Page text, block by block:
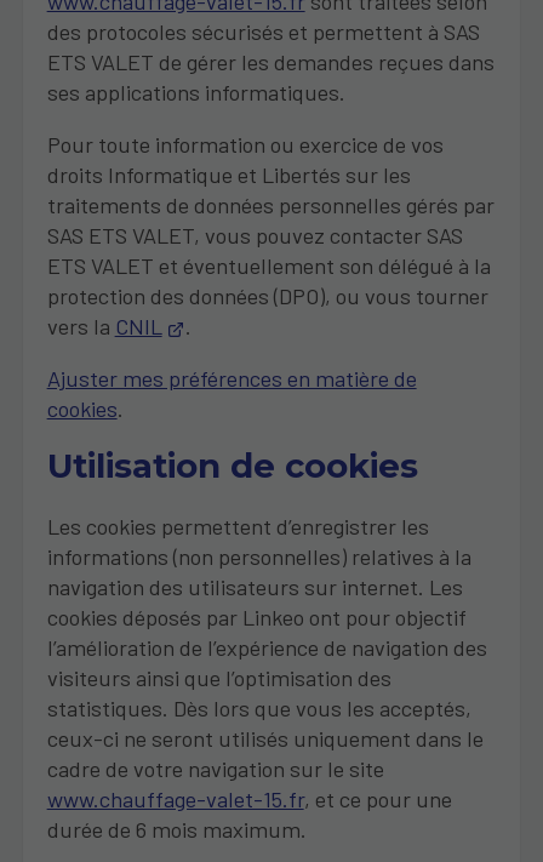
des protocoles sécurisés et permettent à SAS
ETS VALET de gérer les demandes reçues dans
ses applications informatiques.
Pour toute information ou exercice de vos
droits Informatique et Libertés sur les
traitements de données personnelles gérés par
SAS ETS VALET, vous pouvez contacter SAS
ETS VALET et éventuellement son délégué à la
protection des données (DPO), ou vous tourner
vers la CNIL
.
Ajuster mes préférences en matière de
cookies.
Utilisation de cookies
Les cookies permettent d’enregistrer les
informations (non personnelles) relatives à la
navigation des utilisateurs sur internet. Les
cookies déposés par Linkeo ont pour objectif
l’amélioration de l’expérience de navigation des
visiteurs ainsi que l’optimisation des
statistiques. Dès lors que vous les acceptés,
ceux-ci ne seront utilisés uniquement dans le
cadre de votre navigation sur le site
www.chauffage-valet-15.fr, et ce pour une
durée de 6 mois maximum.